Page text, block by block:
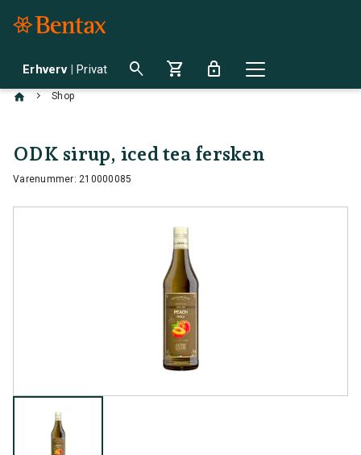
Erhverv | Privat search shopping_cart lock
chevron_right Shop
ODK sirup, iced tea fersken
Varenummer: 210000085